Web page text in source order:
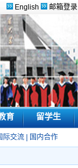
English 邮箱登录
育 留学生
际交流 国内合作